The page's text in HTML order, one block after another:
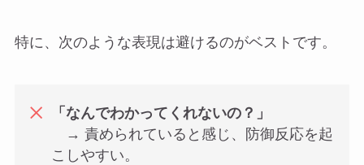
特に、次のような表現は避けるのがベストです。
「なんでわかってくれないの？」
→ 責められていると感じ、防御反応を起
こしやすい。